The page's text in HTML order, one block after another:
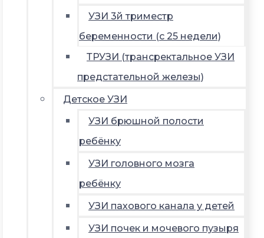
УЗИ 3й триместр
беременности (с 25 недели)
ТРУЗИ (трансректальное УЗИ
предстательной железы)
Детское УЗИ
УЗИ брюшной полости
ребёнку
УЗИ головного мозга
ребёнку
УЗИ пахового канала у детей
УЗИ почек и мочевого пузыря